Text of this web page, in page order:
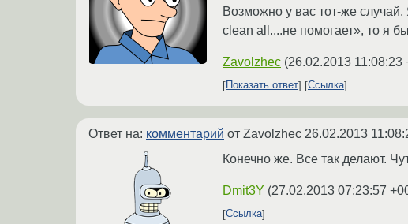
Возможно у вас тот-же
clean all....не помогает», то я
Zavolzhec (26.02.2013 11:08:23
Показать ответ Ссылка
Ответ на: комментарий от Zavolzhec 26.02.2013
Конечно же. Все так делают.
Dmit3Y (27.02.2013 07:23:57
Ссылка